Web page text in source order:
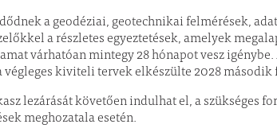
a geodéziai, geotechnikai felmérések,
a részletes egyeztetések, amelyek
várhatóan mintegy 28 hónapot vesz
végleges kiviteli tervek elkészülte 2028 második
lezárását követően indulhat el, a szükséges
meghozatala esetén.